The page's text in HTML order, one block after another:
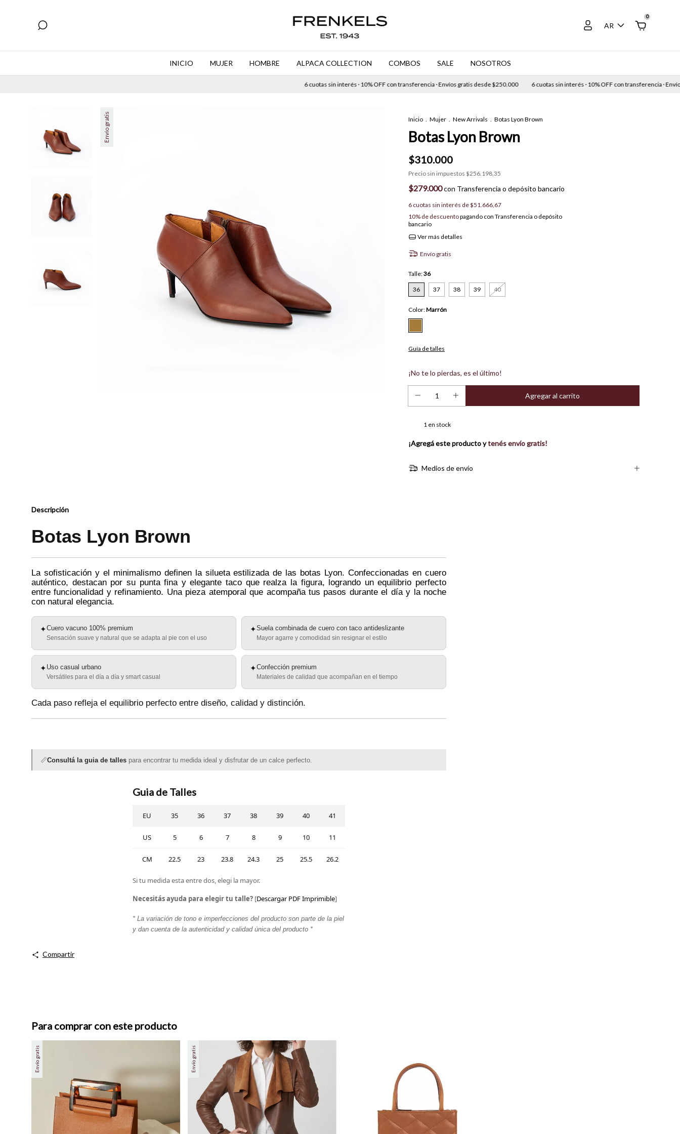
AR
0
INICIO MUJER HOMBRE ALPACA COLLECTION COMBOS SALE NOSOTROS
6 cuotas sin interés · 10% OFF con transferencia · Envíos gratis desde $250.000 6 cuotas sin interés · 10% OFF con transferencia · Envíos
Envío gratis Inicio . Mujer . New Arrivals . Botas Lyon Brown
Botas Lyon Brown
$310.000
Precio sin impuestos$256.198,35
$279.000con Transferencia o depósito bancario
6 cuotas sin interés de$51.666,67
10% de descuentopagando con Transferencia o depósito
bancario
Ver más detalles
Envío gratis
Talle:36
36 37 38 39 40
Color:Marrón
Guía de talles
¡No te lo pierdas, es el último!
1 en stock
¡Agregá este producto ytenés envío gratis!
Medios de envío
Descripción
Botas Lyon Brown
La sofisticación y el minimalismo definen la silueta estilizada de las botas Lyon.Confeccionadas en cuero
auténtico, destacan por su punta fina y elegante taco que realza la figura, logrando un equilibrio perfecto
entre funcionalidad y refinamiento. Una pieza atemporal que acompaña tus pasos durante el día y la noche
con natural elegancia.
✦Cuero vacuno 100% premium
Sensación suave y natural que se adapta al pie con el uso
✦Suela combinada de cuero con taco antideslizante
Mayor agarre y comodidad sin resignar el estilo
✦ Uso casual urbano
Versátiles para el día a día y smart casual
✦Confección premium
Materiales de calidad que acompañan en el tiempo
Cada paso refleja el equilibrio perfecto entre diseño, calidad y distinción.
📏Consultá la guia de talles para encontrar tu medida ideal y disfrutar de un calce perfecto.
Guia de Talles
EU 35 36 37 38 39 40 41
US 5 6 7 8 9 10 11
CM 22.5 23 23.8 24.3 25 25.5 26.2
Si tu medida esta entre dos, elegi la mayor.
Necesitás ayuda para elegir tu talle? [Descargar PDF Imprimible]
* La variación de tono e imperfecciones del producto son parte de la piel
y dan cuenta de la autenticidad y calidad única del producto *
Compartir
Para comprar con este producto
Envío gratis Envío gratis